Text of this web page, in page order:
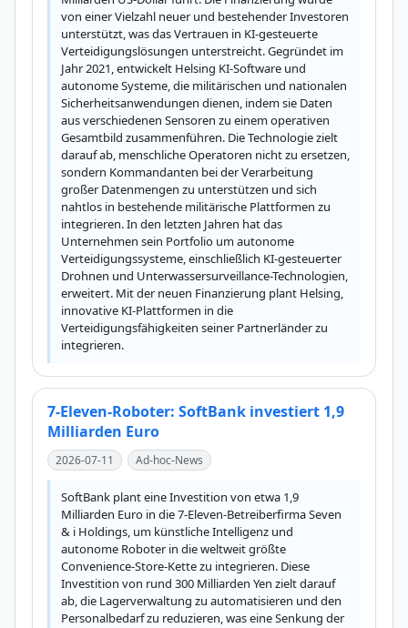
von einer Vielzahl neuer und bestehender Investoren
unterstützt, was das Vertrauen in KI-gesteuerte
Verteidigungslösungen unterstreicht. Gegründet im
Jahr 2021, entwickelt Helsing KI-Software und
autonome Systeme, die militärischen und nationalen
Sicherheitsanwendungen dienen, indem sie Daten
aus verschiedenen Sensoren zu einem operativen
Gesamtbild zusammenführen. Die Technologie zielt
darauf ab, menschliche Operatoren nicht zu ersetzen,
sondern Kommandanten bei der Verarbeitung
großer Datenmengen zu unterstützen und sich
nahtlos in bestehende militärische Plattformen zu
integrieren. In den letzten Jahren hat das
Unternehmen sein Portfolio um autonome
Verteidigungssysteme, einschließlich KI-gesteuerter
Drohnen und Unterwassersurveillance-Technologien,
erweitert. Mit der neuen Finanzierung plant Helsing,
innovative KI-Plattformen in die
Verteidigungsfähigkeiten seiner Partnerländer zu
integrieren.
7-Eleven-Roboter: SoftBank investiert 1,9
Milliarden Euro
2026-07-11 Ad-hoc-News
SoftBank plant eine Investition von etwa 1,9
Milliarden Euro in die 7-Eleven-Betreiberfirma Seven
& i Holdings, um künstliche Intelligenz und
autonome Roboter in die weltweit größte
Convenience-Store-Kette zu integrieren. Diese
Investition von rund 300 Milliarden Yen zielt darauf
ab, die Lagerverwaltung zu automatisieren und den
Personalbedarf zu reduzieren, was eine Senkung der